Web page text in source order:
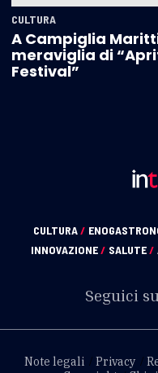
CULTURA
A Campiglia
meraviglia di
Festival”
CULTURA/
INNOVAZIONE/ SALUTE/
Seguici
Note legali Privacy